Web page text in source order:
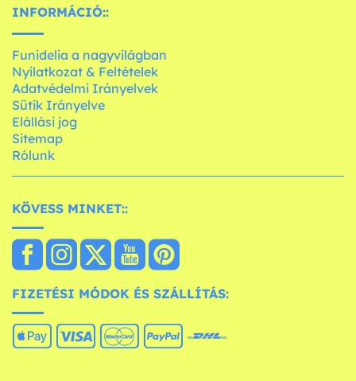
INFORMÁCIÓ::
Funidelia a nagyvilágban
Nyilatkozat & Feltételek
Adatvédelmi Irányelvek
Sütik Irányelve
Elállási jog
Sitemap
Rólunk
KÖVESS MINKET::
FIZETÉSI MÓDOK ÉS SZÁLLÍTÁS: